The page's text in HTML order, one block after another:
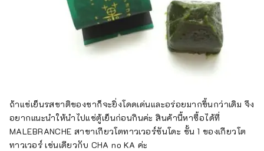
ถ้าแช่เย็นรสชาติของชาก็จะยิ่งโดดเด่นและอร่อยมากขึ้นกว่าเดิม จึง
อยากแนะนำให้นำไปแช่ตู้เย็นก่อนกินค่ะ สินค้านี้หาซื้อได้ที่
MALEBRANCHE สาขาเกียวโตทาวเวอร์ซันโดะ ชั้น 1 ของเกียวโต
ทาวเวอร์ เช่นเดียวกับ CHA no KA ค่ะ